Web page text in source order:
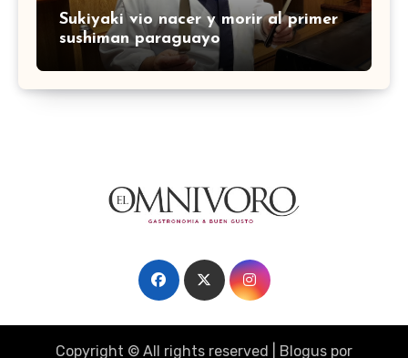
Sukiyaki vio nacer y morir al primer
sushiman paraguayo
Copyright © All rights reserved Blogus por